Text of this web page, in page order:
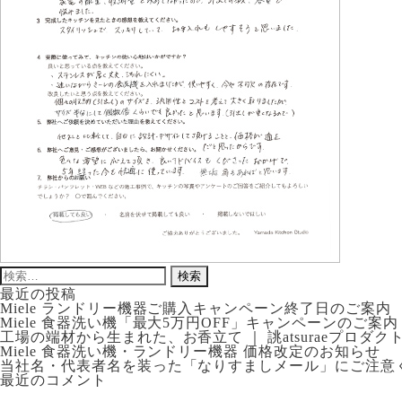
検
索:
最近の投稿
Miele ランドリー機器ご購入キャンペーン終了日のご案内
Miele 食器洗い機「最大5万円OFF」キャンペーンのご案内
工場の端材から生まれた、お香立て ｜ 誂atsuraeプロダク
Miele 食器洗い機・ランドリー機器 価格改定のお知らせ
当社名・代表者名を装った「なりすましメール」にご注意
最近のコメント